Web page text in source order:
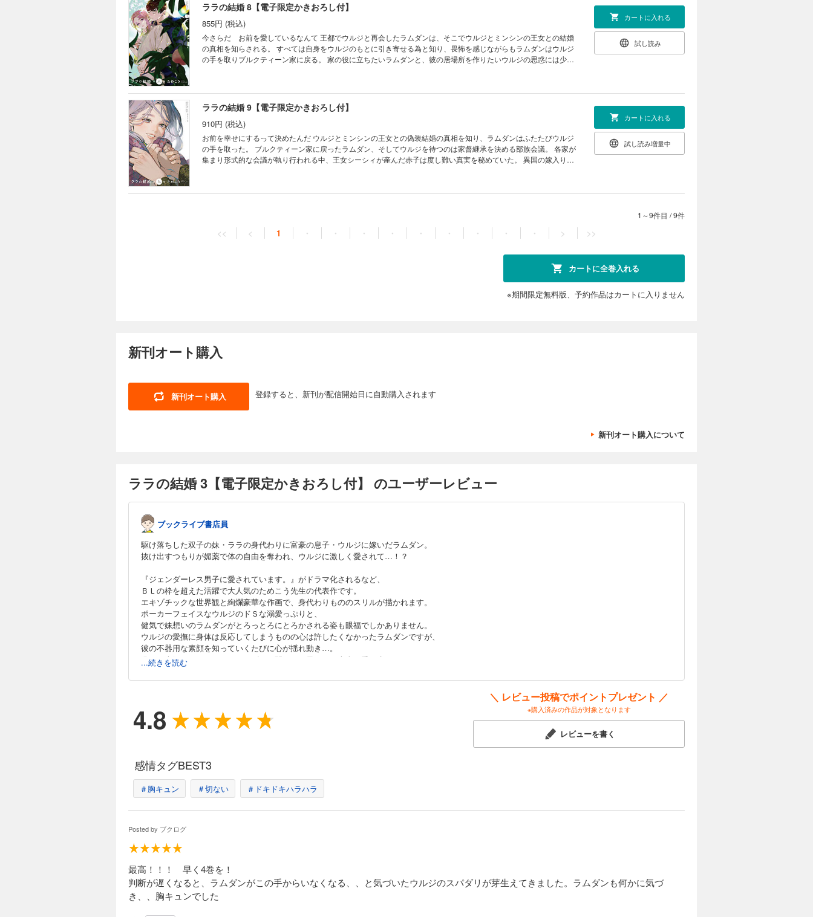
ララの結婚 8【電子限定かきおろし付】
855円 (税込)
今さらだ お前を愛しているなんて 王都でウルジと再会したラムダンは、そこでウルジとミンシンの王女との結婚
の真相を知らされる。 すべては自身をウルジのもとに引き寄せる為と知り、畏怖を感じながらもラムダンはウルジ
の手を取りブルクティーン家に戻る。 家の役に立ちたいラムダンと、彼の居場所を作りたいウルジの思惑には少々
カートに入れる
試し読み
ララの結婚 9【電子限定かきおろし付】
910円 (税込)
お前を幸せにするって決めたんだ ウルジとミンシンの王女との偽装結婚の真相を知り、ラムダンはふたたびウルジ
の手を取った。 ブルクティーン家に戻ったラムダン、そしてウルジを待つのは家督継承を決める部族会議。 各家が
集まり形式的な会議が執り行われる中、王女シーシィが産んだ赤子は度し難い真実を秘めていた。 異国の嫁入り奇
カートに入れる
試し読み増量中
1～9件目 /9件
<< < 1 ・ ・ ・ ・ ・ ・ ・ ・ ・ > >>
カートに全巻入れる
※期間限定無料版、予約作品はカートに入りません
新刊オート購入
新刊オート購入 登録すると、新刊が配信開始日に自動購入されます
新刊オート購入について
ララの結婚 3【電子限定かきおろし付】 のユーザーレビュー
ブックライブ書店員
駆け落ちした双子の妹・ララの身代わりに富豪の息子・ウルジに嫁いだラムダン。
抜け出すつもりが媚薬で体の自由を奪われ、ウルジに激しく愛されて…！？
『ジェンダーレス男子に愛されています。』がドラマ化されるなど、
ＢＬの枠を超えた活躍で大人気のためこう先生の代表作です。
エキゾチックな世界観と絢爛豪華な作画で、身代わりもののスリルが描かれます。
ポーカーフェイスなウルジのドＳな溺愛っぷりと、
健気で妹想いのラムダンがとろっとろにとろかされる姿も眼福でしかありません。
ウルジの愛撫に身体は反応してしまうものの心は許したくなかったラムダンですが、
彼の不器用な素顔を知っていくたびに心が揺れ動き…。
偽りの夫婦であるウルジとラムダンの間には、果たして本当の愛が生まれるのでしょうか！？
...続きを読む
4.8
＼ レビュー投稿でポイントプレゼント ／
※購入済みの作品が対象となります
レビューを書く
感情タグBEST3
＃胸キュン ＃切ない ＃ドキドキハラハラ
Posted by ブクログ
最高！！！ 早く4巻を！
判断が遅くなると、ラムダンがこの手からいなくなる、、と気づいたウルジのスパダリが芽生えてきました。ラムダンも何かに気づ
き、、胸キュンでした